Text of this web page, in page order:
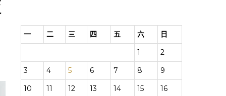
一 二 三 四 五 六
日
1
2
3
4 5 6 7 8
9
10
11 12 13 14 15
16